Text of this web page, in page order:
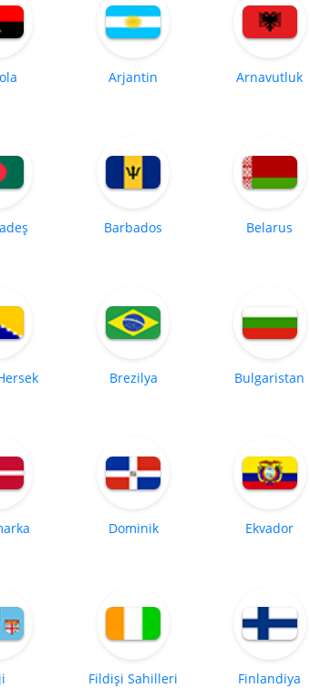
Arjantin Arnavutluk
Barbados Belarus
Brezilya Bulgaristan
Dominik Ekvador
Fildişi Sahilleri Finlandiya